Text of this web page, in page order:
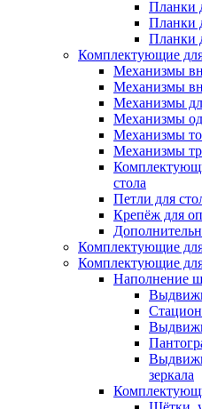
Планки
Планки
Планки
Комплектующие
Механизмы
Механизмы
Механизмы
Механизмы
Механизмы
Механизмы
стола
Петли для
Крепёж для
Комплектующие для
Комплектующие
Наполнение
зеркала